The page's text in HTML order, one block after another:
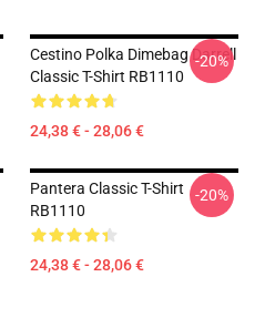
Cestino Polka Dimebag Darrell
Classic T-Shirt RB1110
24,38 € - 28,06 €
-20%
Pantera Classic T-Shirt
RB1110
24,38 € - 28,06 €
-20%